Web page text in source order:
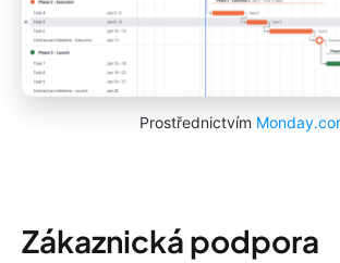
Prostřednictvím
Zákaznická podpora